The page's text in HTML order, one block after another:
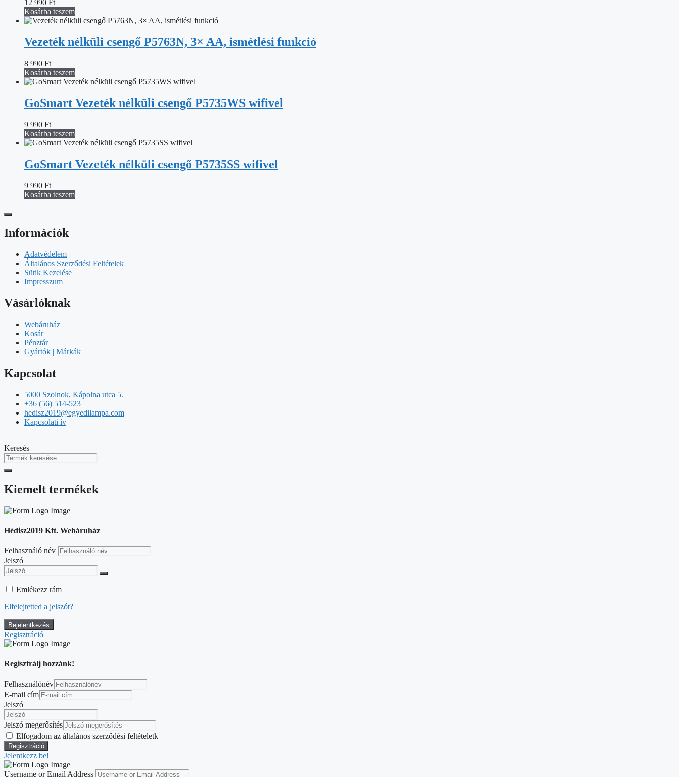
12 990 Ft
Kosárba teszem
Vezeték nélküli csengő P5763N, 3× AA, ismétlési funkció
8 990 Ft
Kosárba teszem
GoSmart Vezeték nélküli csengő P5735WS wifivel
9 990 Ft
Kosárba teszem
GoSmart Vezeték nélküli csengő P5735SS wifivel
9 990 Ft
Kosárba teszem
Információk
Adatvédelem
Általános Szerződési Feltételek
Sütik Kezelése
Impresszum
Vásárlóknak
Webáruház
Kosár
Pénztár
Gyártók | Márkák
Kapcsolat
5000 Szolnok, Kápolna utca 5.
+36 (56) 514-523
hedisz2019@egyedilampa.com
Kapcsolati ív
Keresés
Kiemelt termékek
Hédisz2019 Kft. Webáruház
Felhasználó név
Jelszó
Emlékezz rám
Elfelejtetted a jelszót?
Regisztráció
Regisztrálj hozzánk!
Felhasználónév
E-mail cím
Jelszó
Jelszó megerősítés
Elfogadom az általános szerződési feltételetk
Jelentkezz be!
Username or Email Address